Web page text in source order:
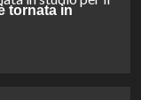
tornata in